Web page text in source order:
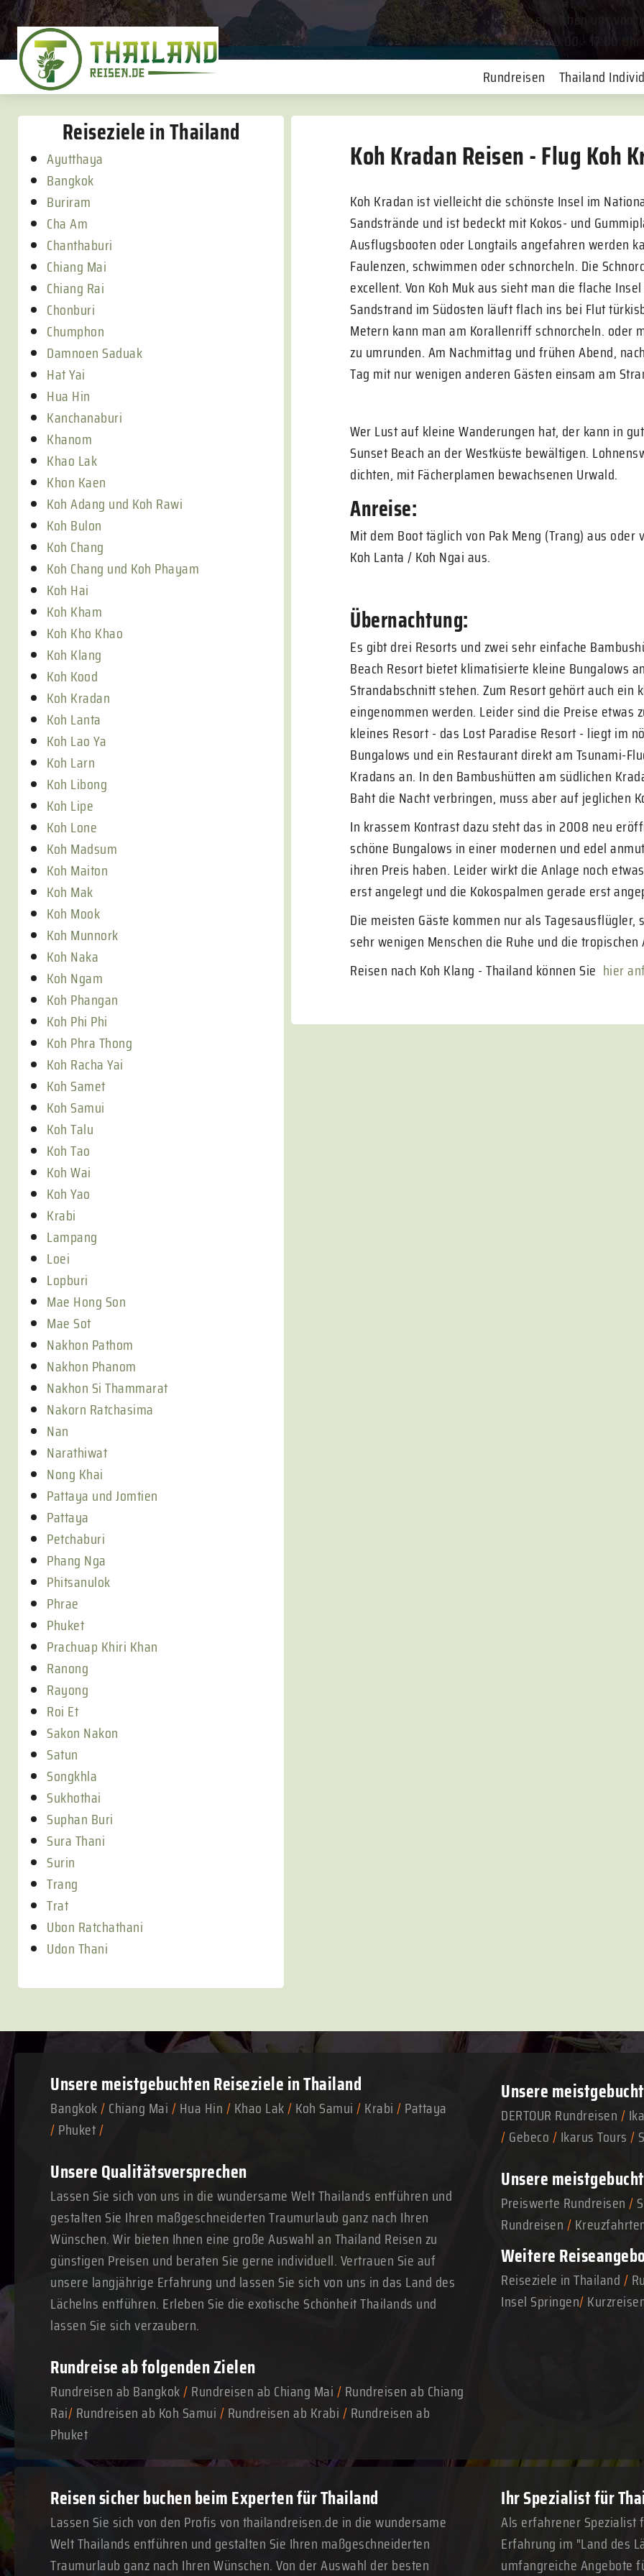
Sie erreichen uns von
Mo-Fr. 9:00 - 17:00 Uhr
Rundreisen Thailand
Reiseziele in Thailand
Ayutthaya
Bangkok
Buriram
Cha Am
Chanthaburi
Chiang Mai
Chiang Rai
Chonburi
Chumphon
Damnoen Saduak
Hat Yai
Hua Hin
Kanchanaburi
Khanom
Khao Lak
Khon Kaen
Koh Adang und Koh Rawi
Koh Bulon
Koh Chang
Koh Chang und Koh Phayam
Koh Hai
Koh Kham
Koh Kho Khao
Koh Klang
Koh Kood
Koh Kradan
Koh Lanta
Koh Lao Ya
Koh Larn
Koh Libong
Koh Lipe
Koh Lone
Koh Madsum
Koh Maiton
Koh Mak
Koh Mook
Koh Munnork
Koh Naka
Koh Ngam
Koh Phangan
Koh Phi Phi
Koh Phra Thong
Koh Racha Yai
Koh Samet
Koh Samui
Koh Talu
Koh Tao
Koh Wai
Koh Yao
Krabi
Lampang
Loei
Lopburi
Mae Hong Son
Mae Sot
Nakhon Pathom
Nakhon Phanom
Nakhon Si Thammarat
Nakorn Ratchasima
Nan
Narathiwat
Nong Khai
Pattaya und Jomtien
Pattaya
Petchaburi
Phang Nga
Phitsanulok
Phrae
Phuket
Prachuap Khiri Khan
Ranong
Rayong
Roi Et
Sakon Nakon
Satun
Songkhla
Sukhothai
Suphan Buri
Sura Thani
Surin
Trang
Trat
Ubon Ratchathani
Udon Thani
Koh Kradan Reisen - Flug Koh
Koh Kradan ist vielleicht die schönste Insel im
Sandstrände und ist bedeckt mit Kokos- und
Ausflugsbooten oder Longtails angefahren werden
Faulenzen, schwimmen oder schnorcheln. Die
excellent. Von Koh Muk aus sieht man die flache
Sandstrand im Südosten läuft flach ins bei Flut
Metern kann man am Korallenriff schnorcheln. oder
zu umrunden. Am Nachmittag und frühen Abend,
Tag mit nur wenigen anderen Gästen einsam am
Wer Lust auf kleine Wanderungen hat, der kann in
Sunset Beach an der Westküste bewältigen.
dichten, mit Fächerplamen bewachsenen Urwald.
Anreise:
Mit dem Boot täglich von Pak Meng (Trang) aus
Koh Lanta / Koh Ngai aus.
Übernachtung:
Es gibt drei Resorts und zwei sehr einfache
Beach Resort bietet klimatisierte kleine Bungalows
Strandabschnitt stehen. Zum Resort gehört auch
eingenommen werden. Leider sind die Preise etwas
kleines Resort - das Lost Paradise Resort - liegt im
Bungalows und ein Restaurant direkt am Tsunami-
Kradans an. In den Bambushütten am südlichen
Baht die Nacht verbringen, muss aber auf jeglichen
In krassem Kontrast dazu steht das in 2008 neu
schöne Bungalows in einer modernen und edel
ihren Preis haben. Leider wirkt die Anlage noch
erst angelegt und die Kokospalmen gerade erst
Die meisten Gäste kommen nur als
sehr wenigen Menschen die Ruhe und die
Reisen nach Koh Klang - Thailand können Sie hier
Unsere meistgebuchtenReiseziele in Thailand
Bangkok/Chiang Mai/Hua Hin/Khao Lak/Koh Samui/Krabi/Pattaya
/Phuket/
Unsere Qualitätsversprechen
Lassen Sie sich von uns in die wundersame Welt Thailands entführen und
gestalten Sie Ihren maßgeschneiderten Traumurlaub ganz nach Ihren
Wünschen. Wir bieten Ihnen eine große Auswahl an Thailand Reisen zu
günstigen Preisen und beraten Sie gerne individuell. Vertrauen Sie auf
unsere langjährige Erfahrung und lassen Sie sich von uns in das Land des
Lächelns entführen. Erleben Sie die exotische Schönheit Thailands und
lassen Sie sich verzaubern.
Rundreise ab folgenden Zielen
Rundreisen ab Bangkok/Rundreisen ab Chiang Mai/Rundreisen ab Chiang
Rai/Rundreisen ab Koh Samui/Rundreisen ab Krabi/Rundreisen ab
Phuket
Unsere
DERTOUR Rundreisen/
/Gebeco/Ikarus Tours/
Unsere
Preiswerte Rundreisen/
Rundreisen/
Weitere
Reiseziele in Thailand/
Insel Springen/
Reisen sicher buchen beim Experten für Thailand
Lassen Sie sich von den Profis von thailandreisen.de in die wundersame
Welt Thailands entführen und gestalten Sie Ihren maßgeschneiderten
Traumurlaub ganz nach Ihren Wünschen. Von der Auswahl der besten
Ihr Spezialist für
Als erfahrener Spezialist
Erfahrung im "Land des
umfangreiche Angebote